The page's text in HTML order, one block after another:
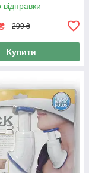
299 ₴
Купити